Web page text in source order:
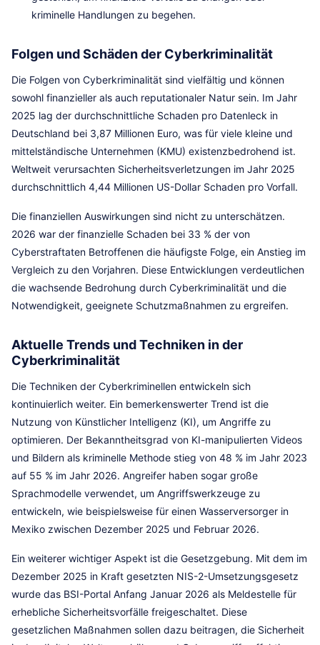
kriminelle Handlungen zu begehen.
Folgen und Schäden der Cyberkriminalität
Die Folgen von Cyberkriminalität sind vielfältig und können
sowohl finanzieller als auch reputationaler Natur sein. Im Jahr
2025 lag der durchschnittliche Schaden pro Datenleck in
Deutschland bei 3,87 Millionen Euro, was für viele kleine und
mittelständische Unternehmen (KMU) existenzbedrohend ist.
Weltweit verursachten Sicherheitsverletzungen im Jahr 2025
durchschnittlich 4,44 Millionen US-Dollar Schaden pro Vorfall.
Die finanziellen Auswirkungen sind nicht zu unterschätzen.
2026 war der finanzielle Schaden bei 33 % der von
Cyberstraftaten Betroffenen die häufigste Folge, ein Anstieg im
Vergleich zu den Vorjahren. Diese Entwicklungen verdeutlichen
die wachsende Bedrohung durch Cyberkriminalität und die
Notwendigkeit, geeignete Schutzmaßnahmen zu ergreifen.
Aktuelle Trends und Techniken in der
Cyberkriminalität
Die Techniken der Cyberkriminellen entwickeln sich
kontinuierlich weiter. Ein bemerkenswerter Trend ist die
Nutzung von Künstlicher Intelligenz (KI), um Angriffe zu
optimieren. Der Bekanntheitsgrad von KI-manipulierten Videos
und Bildern als kriminelle Methode stieg von 48 % im Jahr 2023
auf 55 % im Jahr 2026. Angreifer haben sogar große
Sprachmodelle verwendet, um Angriffswerkzeuge zu
entwickeln, wie beispielsweise für einen Wasserversorger in
Mexiko zwischen Dezember 2025 und Februar 2026.
Ein weiterer wichtiger Aspekt ist die Gesetzgebung. Mit dem im
Dezember 2025 in Kraft gesetzten NIS-2-Umsetzungsgesetz
wurde das BSI-Portal Anfang Januar 2026 als Meldestelle für
erhebliche Sicherheitsvorfälle freigeschaltet. Diese
gesetzlichen Maßnahmen sollen dazu beitragen, die Sicherheit